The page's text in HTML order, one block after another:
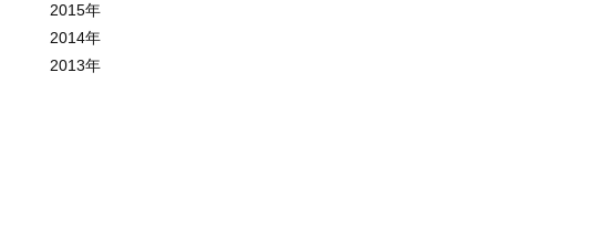
2015年
2014年
2013年